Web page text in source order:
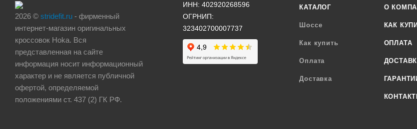
2026 © stridefit.ru - фирменный
интернет-магазин оригинальных
кроссовок Hoka. Вся
представленная на сайте
информация носит информационный
характер и не является публичной
офертой, определяемой
положениями ст. 437 (2) ГК РФ.
ИНН: 402920268596
ОГРНИП:
323402700007737
КАТАЛОГ
Шоссе
Как купить
Оплата
Доставка
О
КАК
ОПЛАТА